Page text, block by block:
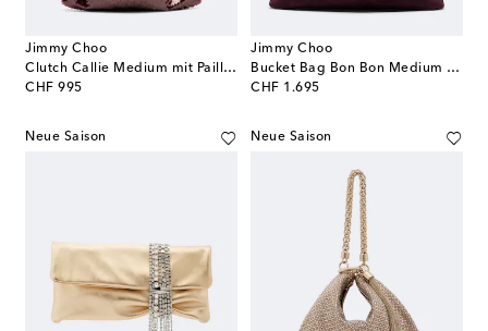
Jimmy Choo
Clutch Callie Medium mit Pailletten
CHF 995
original price
Jimmy Choo
Bucket Bag Bon Bon Medium aus Veloursleder
CHF 1.695
original price
Neue Saison Neue Saison